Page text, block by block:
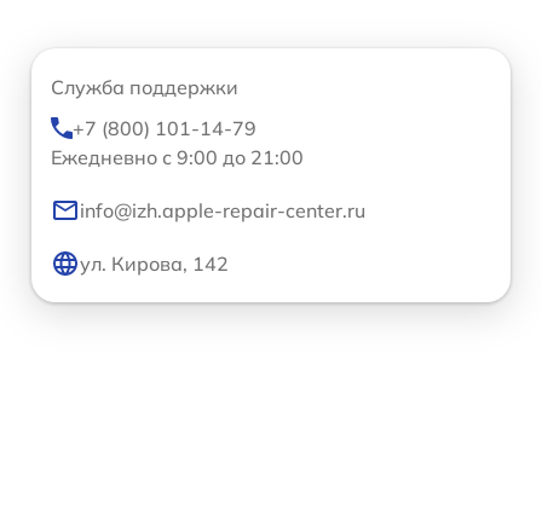
Служба поддержки
+7 (800) 101-14-79
Ежедневно с 9:00 до 21:00
info@izh.apple-repair-center.ru
ул. Кирова, 142